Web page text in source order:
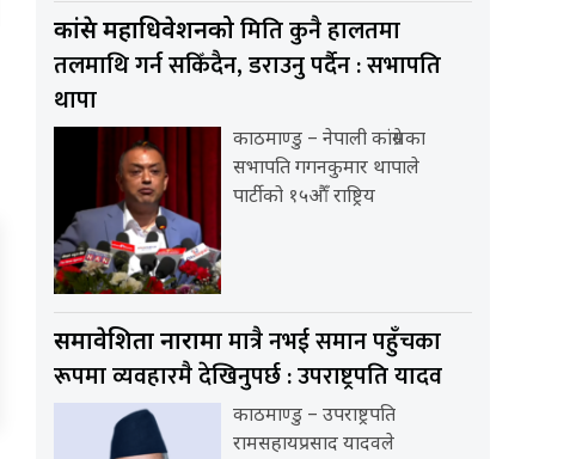
कांग्रेस महाधिवेशनकोमिति कुनै हालतमा
तलमाथि गर्न सकिँदैन, डराउनु पर्दैन : सभापति
थापा
काठमाण्डु – नेपाली कांग्रेसका
सभापति गगनकुमार थापाले
पार्टीको १५औँ राष्ट्रिय
समावेशिता नारामामात्रै नभई समान पहुँचका
रूपमा व्यवहारमै देखिनुपर्छ : उपराष्ट्रपति यादव
काठमाण्डु – उपराष्ट्रपति
रामसहायप्रसाद यादवले